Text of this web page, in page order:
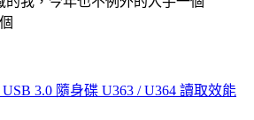
3.0 隨身碟 U363 / U364 讀取效能